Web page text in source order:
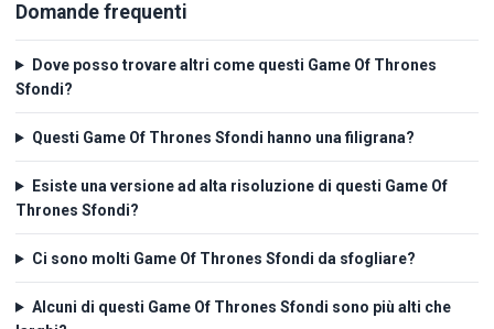
Domande frequenti
Dove posso trovare altri come questi Game Of Thrones
Sfondi?
Questi Game Of Thrones Sfondi hanno una filigrana?
Esiste una versione ad alta risoluzione di questi Game Of
Thrones Sfondi?
Ci sono molti Game Of Thrones Sfondi da sfogliare?
Alcuni di questi Game Of Thrones Sfondi sono più alti che